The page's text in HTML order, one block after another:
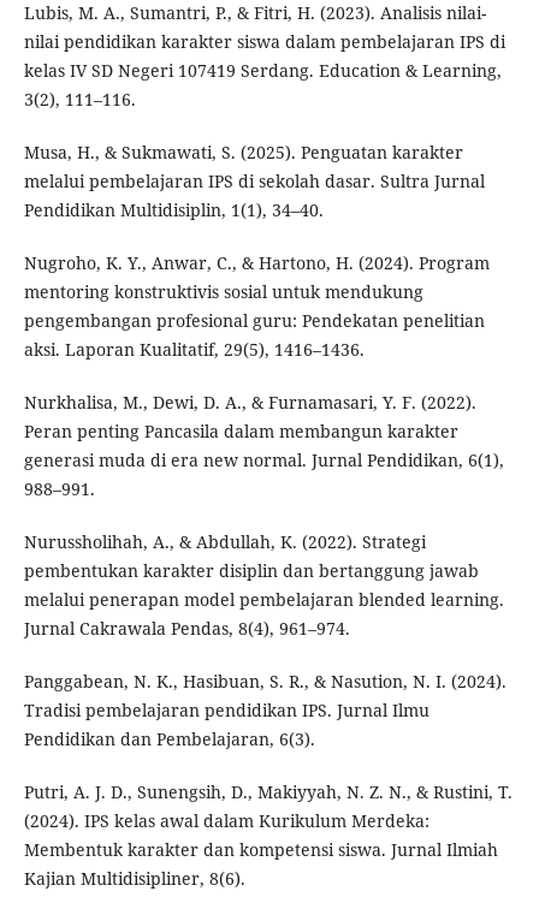
Lubis, M. A., Sumantri, P., & Fitri, H. (2023). Analisis nilai-
nilai pendidikan karakter siswa dalam pembelajaran IPS di
kelas IV SD Negeri 107419 Serdang. Education & Learning,
3(2), 111–116.
Musa, H., & Sukmawati, S. (2025). Penguatan karakter
melalui pembelajaran IPS di sekolah dasar. Sultra Jurnal
Pendidikan Multidisiplin, 1(1), 34–40.
Nugroho, K. Y., Anwar, C., & Hartono, H. (2024). Program
mentoring konstruktivis sosial untuk mendukung
pengembangan profesional guru: Pendekatan penelitian
aksi. Laporan Kualitatif, 29(5), 1416–1436.
Nurkhalisa, M., Dewi, D. A., & Furnamasari, Y. F. (2022).
Peran penting Pancasila dalam membangun karakter
generasi muda di era new normal. Jurnal Pendidikan, 6(1),
988–991.
Nurussholihah, A., & Abdullah, K. (2022). Strategi
pembentukan karakter disiplin dan bertanggung jawab
melalui penerapan model pembelajaran blended learning.
Jurnal Cakrawala Pendas, 8(4), 961–974.
Panggabean, N. K., Hasibuan, S. R., & Nasution, N. I. (2024).
Tradisi pembelajaran pendidikan IPS. Jurnal Ilmu
Pendidikan dan Pembelajaran, 6(3).
Putri, A. J. D., Sunengsih, D., Makiyyah, N. Z. N., & Rustini, T.
(2024). IPS kelas awal dalam Kurikulum Merdeka:
Membentuk karakter dan kompetensi siswa. Jurnal Ilmiah
Kajian Multidisipliner, 8(6).